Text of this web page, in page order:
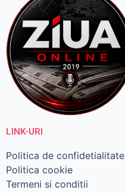
LINK-URI
Politica de confidetialitate
Politica cookie
Termeni si conditii